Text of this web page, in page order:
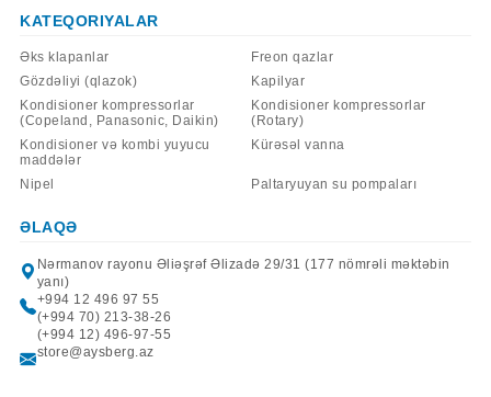
KATEQORIYALAR
Əks klapanlar
Freon qazlar
Gözdəliyi (qlazok)
Kapilyar
Kondisioner kompressorlar
(Copeland, Panasonic, Daikin)
Kondisioner kompressorlar
(Rotary)
Kondisioner və kombi yuyucu
maddələr
Kürəsəl vanna
Nipel Paltaryuyan su pompaları
ƏLAQƏ
Nərmanov rayonu Əliəşrəf Əlizadə 29/31 (177 nömrəli məktəbin
yanı)
+994 12 496 97 55
(+994 70) 213-38-26
(+994 12) 496-97-55
store@aysberg.az